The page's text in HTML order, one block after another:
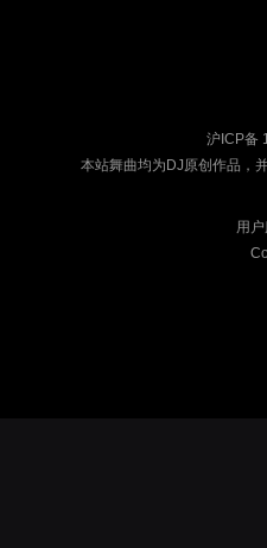
沪ICP备
本站舞曲均为DJ原创作品，
用